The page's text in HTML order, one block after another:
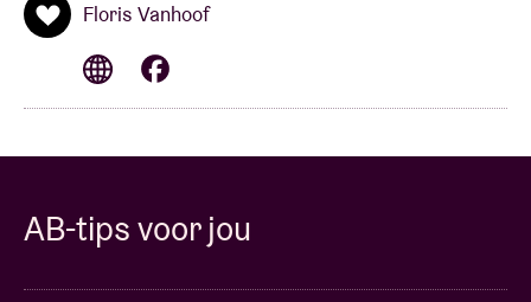
Floris Vanhoof
AB-tips voor jou